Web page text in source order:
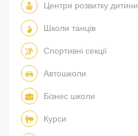
Центри розвитку дитини
Школи танців
Спортивні секції
Автошколи
Бізнес школи
Курси